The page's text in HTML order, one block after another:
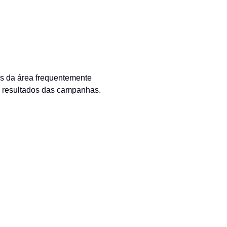
da área frequentemente
das campanhas.